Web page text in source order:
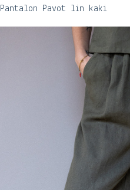
Pantalon Pavot lin kaki